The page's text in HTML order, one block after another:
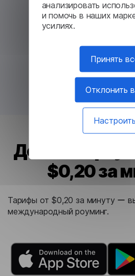
анализировать
и помочь в наших
усилиях.
Принять
Отклонить
Настроить
Дешевле
$0,20 за
Тарифы от $0,20 за минуту ー
международный роуминг.